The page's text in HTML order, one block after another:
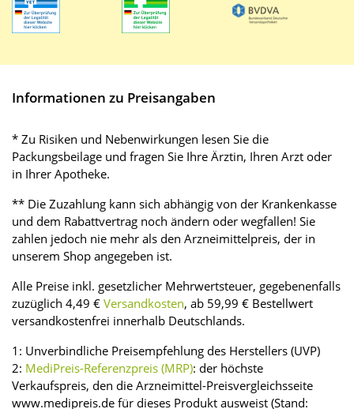
Informationen zu Preisangaben
* Zu Risiken und Nebenwirkungen lesen Sie die
Packungsbeilage und fragen Sie Ihre Ärztin, Ihren Arzt oder
in Ihrer Apotheke.
** Die Zuzahlung kann sich abhängig von der Krankenkasse
und dem Rabattvertrag noch ändern oder wegfallen! Sie
zahlen jedoch nie mehr als den Arzneimittelpreis, der in
unserem Shop angegeben ist.
Alle Preise inkl. gesetzlicher Mehrwertsteuer, gegebenenfalls
zuzüglich 4,49 € Versandkosten, ab 59,99 € Bestellwert
versandkostenfrei innerhalb Deutschlands.
1: Unverbindliche Preisempfehlung des Herstellers (UVP)
2: MediPreis-Referenzpreis (MRP): der höchste
Verkaufspreis, den die Arzneimittel-Preisvergleichsseite
www.medipreis.de für dieses Produkt ausweist (Stand: